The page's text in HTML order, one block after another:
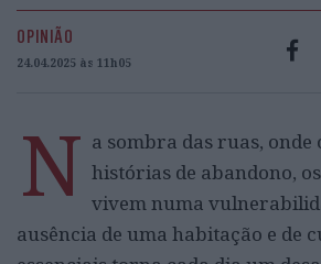
OPINIÃO
24.04.2025 às 11h05
N a sombra das ruas, onde
histórias de abandono,
vivem numa
ausência de uma habitação e de